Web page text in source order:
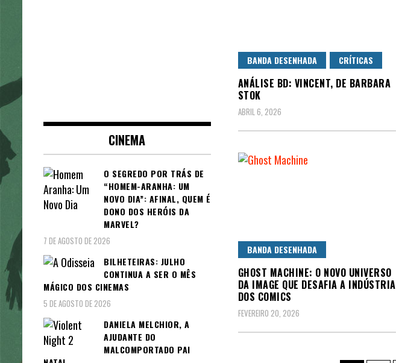
BANDA DESENHADA CRÍTICAS
ANÁLISE BD: VINCENT, DE BARBARA
STOK
ABRIL 6, 2026
BANDA DESENHADA
GHOST MACHINE: O NOVO UNIVERSO
DA IMAGE QUE DESAFIA A INDÚSTRIA
DOS COMICS
FEVEREIRO 20, 2026
CINEMA
O SEGREDO POR TRÁS DE
“HOMEM-ARANHA: UM
NOVO DIA”: AFINAL, QUEM É
DONO DOS HERÓIS DA
MARVEL?
7 DE AGOSTO DE 2026
BILHETEIRAS: JULHO
CONTINUA A SER O MÊS
MÁGICO DOS CINEMAS
5 DE AGOSTO DE 2026
DANIELA MELCHIOR, A
AJUDANTE DO
MALCOMPORTADO PAI